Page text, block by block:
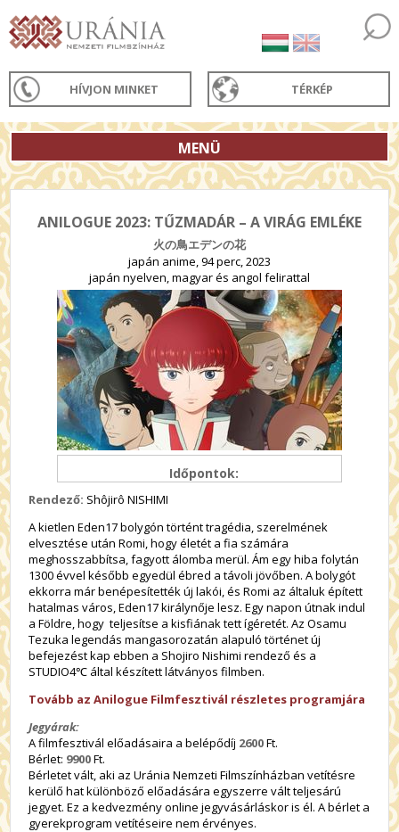
HÍVJON MINKET TÉRKÉP
MENÜ
ANILOGUE 2023: TŰZMADÁR – A VIRÁG EMLÉKE
火の鳥エデンの花
japán anime, 94 perc, 2023
japán nyelven, magyar és angol felirattal
Időpontok:
Rendező: Shôjirô NISHIMI
A kietlen Eden17 bolygón történt tragédia, szerelmének
elvesztése után Romi, hogy életét a fia számára
meghosszabbítsa, fagyott álomba merül. Ám egy hiba folytán
1300 évvel később egyedül ébred a távoli jövőben. A bolygót
ekkorra már benépesítették új lakói, és Romi az általuk épített
hatalmas város, Eden17 királynője lesz. Egy napon útnak indul
a Földre, hogy teljesítse a kisfiának tett ígéretét. Az Osamu
Tezuka legendás mangasorozatán alapuló történet új
befejezést kap ebben a Shojiro Nishimi rendező és a
STUDIO4℃ által készített látványos filmben.
Tovább az Anilogue Filmfesztivál részletes programjára
Jegyárak:
A filmfesztivál előadásaira a belépődíj 2600Ft.
Bérlet: 9900Ft.
Bérletet vált, aki az Uránia Nemzeti Filmszínházban vetítésre
kerülő hat különböző előadására egyszerre vált teljesárú
jegyet. Ez a kedvezmény online jegyvásárláskor is él. A bérlet a
gyerekprogram vetítéseire nem érvényes.